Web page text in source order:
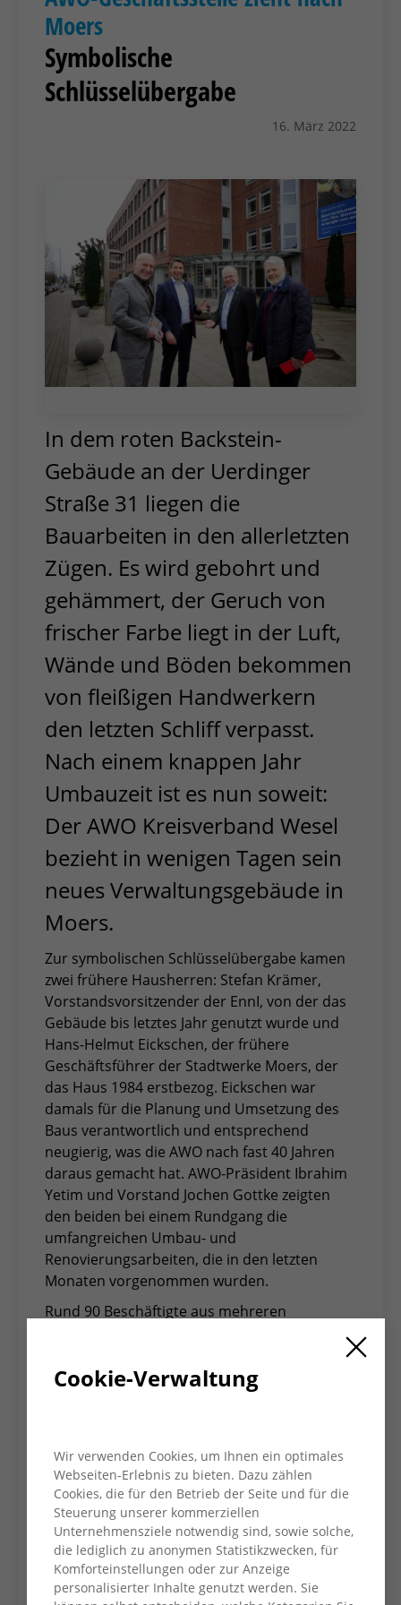
Moers
Symbolische
Schlüsselübergabe
16. März 2022
In dem roten Backstein-
Gebäude an der Uerdinger
Straße 31 liegen die
Bauarbeiten in den allerletzten
Zügen. Es wird gebohrt und
gehämmert, der Geruch von
frischer Farbe liegt in der Luft,
Wände und Böden bekommen
von fleißigen Handwerkern
den letzten Schliff verpasst.
Nach einem knappen Jahr
Umbauzeit ist es nun soweit:
Der AWO Kreisverband Wesel
bezieht in wenigen Tagen sein
neues Verwaltungsgebäude in
Moers.
Zur symbolischen Schlüsselübergabe kamen
zwei frühere Hausherren: Stefan Krämer,
Vorstandsvorsitzender der EnnI, von der das
Gebäude bis letztes Jahr genutzt wurde und
Hans-Helmut Eickschen, der frühere
Geschäftsführer der Stadtwerke Moers, der
das Haus 1984 erstbezog. Eickschen war
damals für die Planung und Umsetzung des
Baus verantwortlich und entsprechend
neugierig, was die AWO nach fast 40 Jahren
daraus gemacht hat. AWO-Präsident Ibrahim
Yetim und Vorstand Jochen Gottke zeigten
den beiden bei einem Rundgang die
umfangreichen Umbau- und
Renovierungsarbeiten, die in den letzten
Monaten vorgenommen wurden.
Rund 90 Beschäftigte aus mehreren
Das Platzangebot und der zentrale Standort
waren entscheidend für den Erwerb des
offenes Haus für Besucher*innen werden,
was sich bereits im großen Eingangsbereich
zeigt. Dort wird es ein Café geben, das als
offene Begegnungsstätte konzipiert ist. Das
AWO-Sozialkaufhaus ‘Stoffwechsel’ wird
ebenfalls im Erdgeschoss angesiedelt sein
und für Publikumsverkehr sorgen.
Cookie-Verwaltung
Wir verwenden Cookies, um Ihnen ein optimales
Webseiten-Erlebnis zu bieten. Dazu zählen
Cookies, die für den Betrieb der Seite und für die
Steuerung unserer kommerziellen
Unternehmensziele notwendig sind, sowie solche,
die lediglich zu anonymen Statistikzwecken, für
Komforteinstellungen oder zur Anzeige
personalisierter Inhalte genutzt werden. Sie